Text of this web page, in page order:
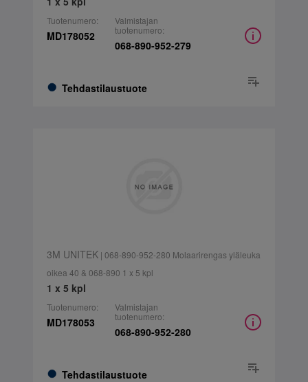
Tuotenumero:
MD178052
Tehdastilaustuote
Valmistajan
tuotenumero:
068-890-952-279
3M UNITEK| 068-890-952-280 Molaarirengas yläleuka
oikea 40 & 068-890 1 x 5 kpl
1 x 5 kpl
Tuotenumero:
MD178053
Tehdastilaustuote
Valmistajan
tuotenumero:
068-890-952-280